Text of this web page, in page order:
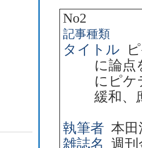
No2
記事種類
タイトル
に論
にピ
緩和、
執筆者 本田
雑誌名
週